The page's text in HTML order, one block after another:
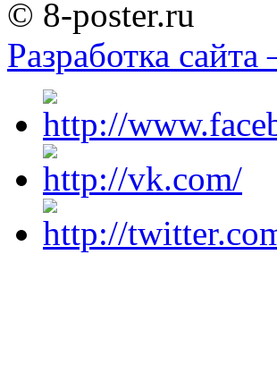
© 8-poster.ru
Разработка